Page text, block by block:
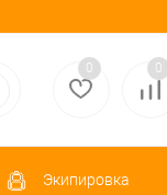
0 0
Экипировка